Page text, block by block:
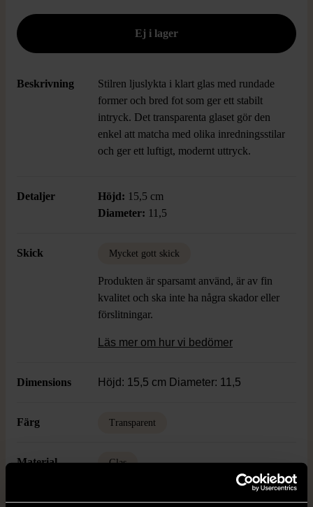
Beskrivning
Stilren ljuslykta i klart glas med rundade
former och bred fot som ger ett stabilt
intryck. Det transparenta glaset gör den
enkel att matcha med olika inredningsstilar
och ger ett luftigt, modernt uttryck.
Detaljer Höjd: 15,5 cm
Diameter: 11,5
Skick Mycket gott skick
Produkten är sparsamt använd, är av fin
kvalitet och ska inte ha några skador eller
förslitningar.
Läs mer om hur vi bedömer
Dimensions Höjd: 15,5 cm Diameter: 11,5
Färg Transparent
Material Glas
Varumärke Sea Glasbruk